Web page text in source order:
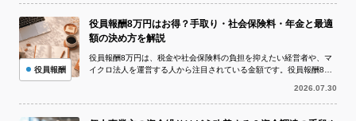
役員報酬8万円はお得？手取り・社会保険料・年金と最適
額の決め方を解説
役員報酬8万円は、税金や社会保険料の負担を抑えたい経営者や、マ
イクロ法人を運営する人から注目されている金額です。役員報酬8万
2026.07.30
役員報酬